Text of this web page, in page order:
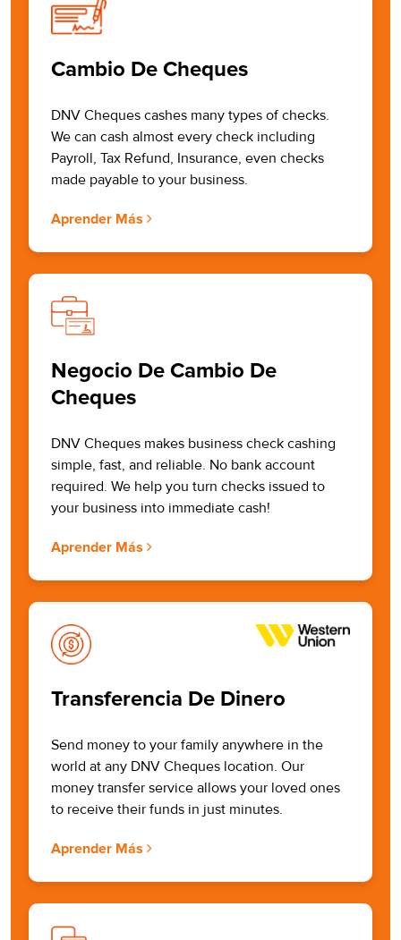
Cambio De Cheques
DNV Cheques cashes many types of checks.
We can cash almost every check including
Payroll, Tax Refund, Insurance, even checks
made payable to your business.
Aprender Más
Negocio De Cambio De
Cheques
DNV Cheques makes business check cashing
simple, fast, and reliable. No bank account
required. We help you turn checks issued to
your business into immediate cash!
Aprender Más
Transferencia De Dinero
Send money to your family anywhere in the
world at any DNV Cheques location. Our
money transfer service allows your loved ones
to receive their funds in just minutes.
Aprender Más